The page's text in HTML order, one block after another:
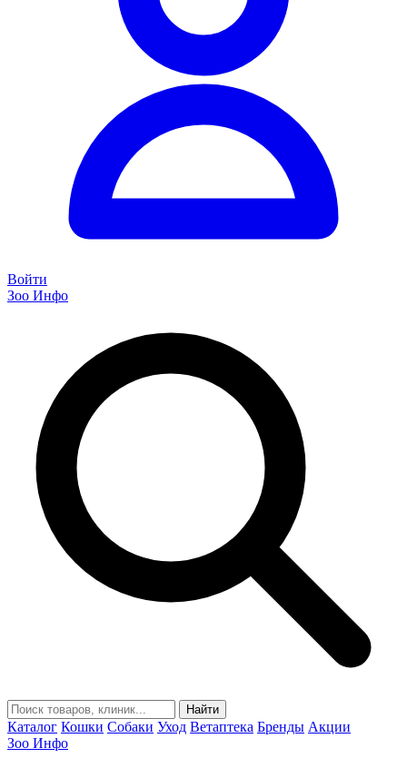
Войти
Зоо Инфо
Найти
Каталог Кошки Собаки Уход Ветаптека Бренды Акции
Зоо Инфо